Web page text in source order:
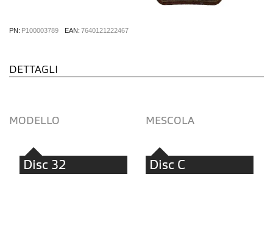
PN: P100003789 EAN: 7640121222467
DETTAGLI
MODELLO MESCOLA
Disc 32 Disc C